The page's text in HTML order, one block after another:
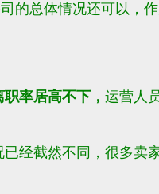
的总体情况还可以，
率居高不下， 运营人
经截然不同，很多卖